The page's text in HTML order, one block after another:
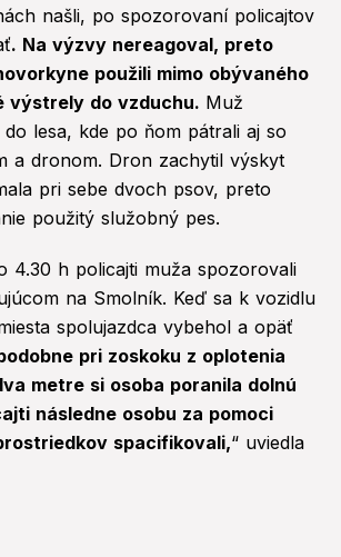
našli, po spozorovaní policajtov
. Na výzvy nereagoval, preto
použili mimo obývaného
výstrely do vzduchu. Muž
do lesa, kde po ňom pátrali aj so
a dronom. Dron zachytil výskyt
pri sebe dvoch psov, preto
použitý služobný pes.
4.30 h policajti muža spozorovali
na Smolník. Keď sa k vozidlu
spolujazdca vybehol a opäť
pri zoskoku z oplotenia
metre si osoba poranila dolnú
následne osobu za pomoci
spacifikovali,“ uviedla